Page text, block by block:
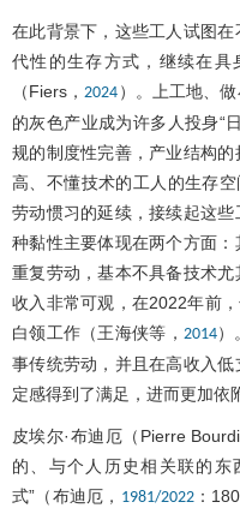
在此背景下，这些工人试图
代性的生存方式，继续在
（Fiers， 2024 ）。上工地、
的灰色产业成为许多人投身“
规的制度性完善，产业结构
高、不懂技术的工人的生存
劳动惯习的延续，接续起这
种黏性主要体现在两个方面
重复劳动，基本不具备技术
收入非常可观，在2022年前
白领工作（王海侠等， 2014）
事传统劳动，并且在高收入
定感得到了满足，进而更加依
皮埃尔·布迪厄（Pierre
的、与个人历史相关联的
式”（布迪厄， 1981/2022：